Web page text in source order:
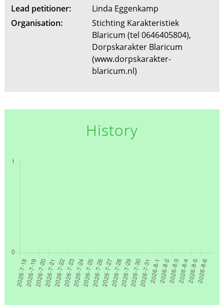
Lead petitioner:
Linda Eggenkamp
Organisation:
Stichting Karakteristiek
Blaricum (tel 0646405804),
Dorpskarakter Blaricum
(www.dorpskarakter-
blaricum.nl)
History